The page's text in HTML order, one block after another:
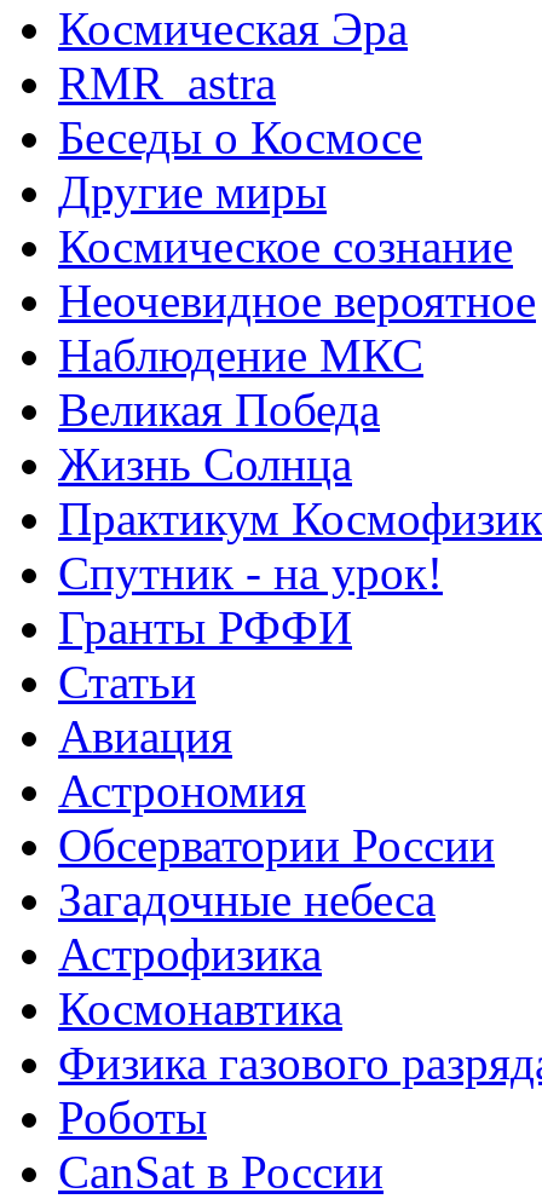
Космическая Эра
RMR_astra
Беседы о Космосе
Другие миры
Космическое сознание
Неочевидное вероятное
Наблюдение МКС
Великая Победа
Жизнь Солнца
Практикум
Спутник - на урок!
Гранты РФФИ
Статьи
Авиация
Астрономия
Обсерватории России
Загадочные небеса
Астрофизика
Космонавтика
Физика газового
Роботы
CanSat в России